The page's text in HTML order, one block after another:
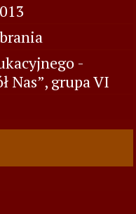
-
Nas”, grupa VI